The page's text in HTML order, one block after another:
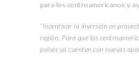
para los centroamericanos y
“Incentivar la inversión en
región. Para que los
países ya cuenten con nuevas